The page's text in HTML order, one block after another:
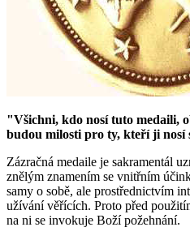
"Všichni, kdo nosí tuto medaili,
budou milosti pro ty, kteří ji nosí
Zázračná medaile je sakramentál
znělým znamením se vnitřním
samy o sobě, ale prostřednictvím
užívání věřících. Proto před
na ni se invokuje Boží požehnání.